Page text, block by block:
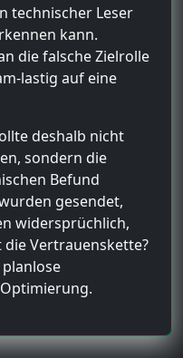
technischer Leser
kann.
die falsche Zielrolle
lastig auf eine
deshalb nicht
sondern die
Befund
gesendet,
widersprüchlich,
Vertrauenskette?